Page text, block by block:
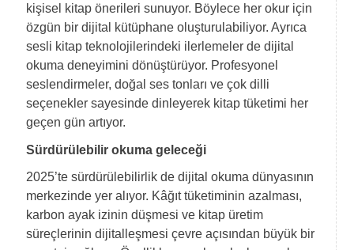
kişisel kitap önerileri sunuyor. Böylece her okur için
özgün bir dijital kütüphane oluşturulabiliyor. Ayrıca
sesli kitap teknolojilerindeki ilerlemeler de dijital
okuma deneyimini dönüştürüyor. Profesyonel
seslendirmeler, doğal ses tonları ve çok dilli
seçenekler sayesinde dinleyerek kitap tüketimi her
geçen gün artıyor.
Sürdürülebilir okuma geleceği
2025’te sürdürülebilirlik de dijital okuma dünyasının
merkezinde yer alıyor. Kâğıt tüketiminin azalması,
karbon ayak izinin düşmesi ve kitap üretim
süreçlerinin dijitalleşmesi çevre açısından büyük bir